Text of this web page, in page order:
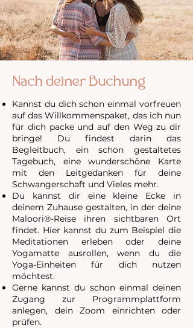
Nach deiner Buchung
Kannst du dich schon einmal vorfreuen
auf das Willkommenspaket, das ich nun
für dich packe und auf den Weg zu dir
bringe! Du findest darin das
Begleitbuch, ein schön gestaltetes
Tagebuch, eine wunderschöne Karte
mit den Leitgedanken für deine
Schwangerschaft und Vieles mehr.
Du kannst dir eine kleine Ecke in
deinem Zuhause gestalten, in der deine
Maloori®-Reise ihren sichtbaren Ort
findet. Hier kannst du zum Beispiel die
Meditationen erleben oder deine
Yogamatte ausrollen, wenn du die
Yoga-Einheiten für dich nutzen
möchtest.
Gerne kannst du schon einmal deinen
Zugang zur Programmplattform
anlegen, dein Zoom einrichten oder
prüfen.